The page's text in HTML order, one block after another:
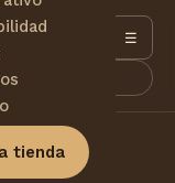
tienda
FR
☰